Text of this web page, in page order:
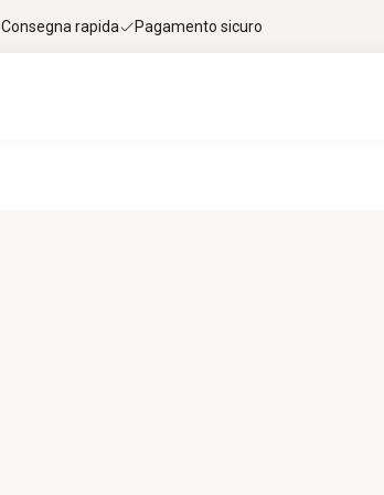
Consegna rapida Pagamento sicuro